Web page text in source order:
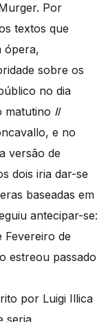
Por
textos que
ópera,
sobre os
no dia
matutino Il
e no
versão de
dois iria dar-se
baseadas em
antecipar-se:
Fevereiro de
estreou passado
por Luigi Illica
seria